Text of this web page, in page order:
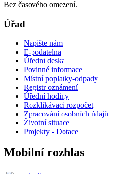
Bez časového omezení.
Úřad
Napište nám
E-podatelna
Úřední deska
Povinné informace
Místní poplatky-odpady
Registr oznámení
Úřední hodiny
Rozklikávací rozpočet
Zpracování osobních údajů
Životní situace
Projekty - Dotace
Mobilní rozhlas